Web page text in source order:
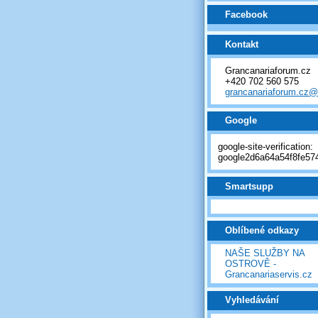
Facebook
Kontakt
Grancanariaforum.cz
+420 702 560 575
Google
google-site-verification:
Smartsupp
Oblíbené odkazy
NAŠE SLUŽBY NA
OSTROVĚ -
Grancanariaservis.cz
Vyhledávání